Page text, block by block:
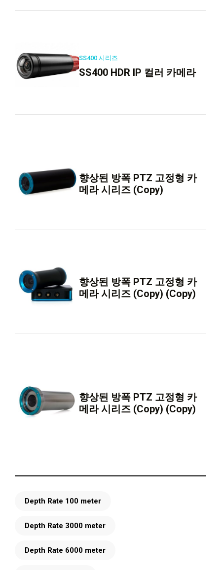
SS400 시리즈
SS400 HDR IP 컬러 카메라
향상된 방폭 PTZ 고정형 카
메라 시리즈 (Copy)
향상된 방폭 PTZ 고정형 카
메라 시리즈 (Copy) (Copy)
향상된 방폭 PTZ 고정형 카
메라 시리즈 (Copy) (Copy)
Depth Rate 100 meter
Depth Rate 3000 meter
Depth Rate 6000 meter